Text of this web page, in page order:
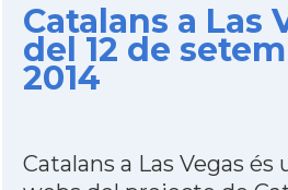
Catalans a Las
del 12 de
2014
Catalans a Las Vegas és